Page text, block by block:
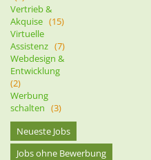
Vertrieb &
Akquise (15)
Virtuelle
Assistenz (7)
Webdesign &
Entwicklung
(2)
Werbung
schalten (3)
Neueste Jobs
Jobs ohne Bewerbung